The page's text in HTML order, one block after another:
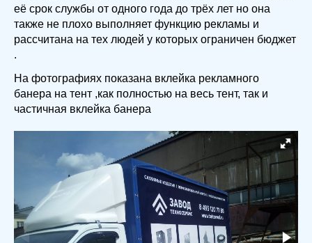
её срок службы от одного года до трёх лет но она
также не плохо выполняет функцию рекламы и
рассчитана на тех людей у которых ограничен бюджет
.
На фотографиях показана вклейка рекламного
банера на тент ,как полностью на весь тент, так и
частичная вклейка банера